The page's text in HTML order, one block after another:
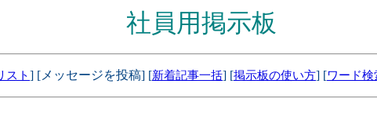
社員用掲示板
スト] [メッセージを投稿] [新着記事一括] [掲示板の使い方] [ワード検